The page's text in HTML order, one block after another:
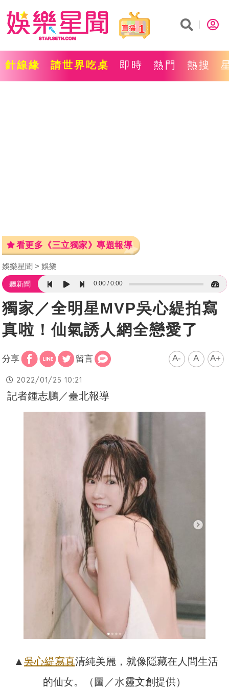
1
針線緣 請世界吃桌 即時 熱門 熱搜
看更多《三立獨家》專題報導
娛樂星聞 娛樂
聽新聞 0:00 0:00
獨家／全明星MVP吳心緹拍寫
真啦！仙氣誘人網全戀愛了
分享 留言 A- A A+
2022/01/25 10:21
記者鍾志鵬／臺北報導
▲ 吳心緹寫真清純美麗，就像隱藏在人間生活
的仙女。（圖／水靈文創提供）